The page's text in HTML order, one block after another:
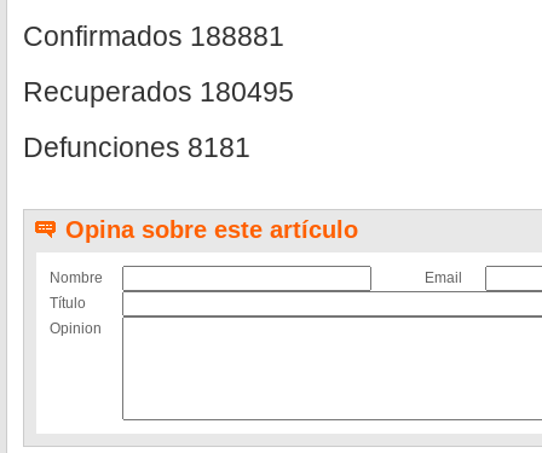
Confirmados 188881
Recuperados 180495
Defunciones 8181
Opina sobre este artículo
Nombre
Email
Título
Opinion